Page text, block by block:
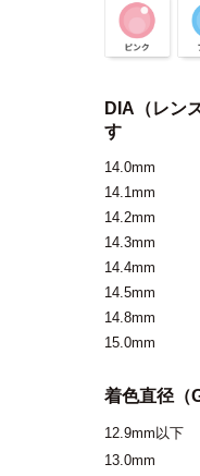
DIA（レン
す
14.0mm
14.1mm
14.2mm
14.3mm
14.4mm
14.5mm
14.8mm
15.0mm
着色直径（
12.9mm以下
13.0mm